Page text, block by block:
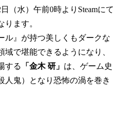
（水）午前0時よりSteamにて
ます。
ル』が持つ美しくもダークな
で堪能できるようになり、
する
「金木 研」 は、ゲーム史
人鬼）となり恐怖の渦を巻き